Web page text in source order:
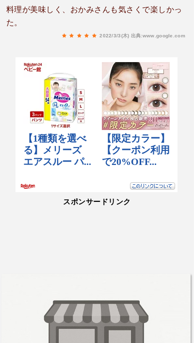
料理が美味しく、おかみさんも気さくで楽しかっ
た。
2022/3/3(木) 出典:www.google.com
スポンサードリンク